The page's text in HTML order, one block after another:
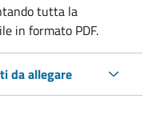
tutta la
in formato PDF.
da allegare